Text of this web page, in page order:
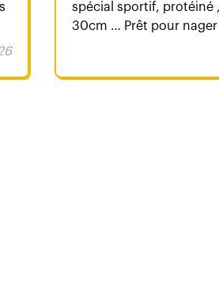
spécial sportif, protéiné , pas trop gras … double melt
30cm … Prêt pour nager .